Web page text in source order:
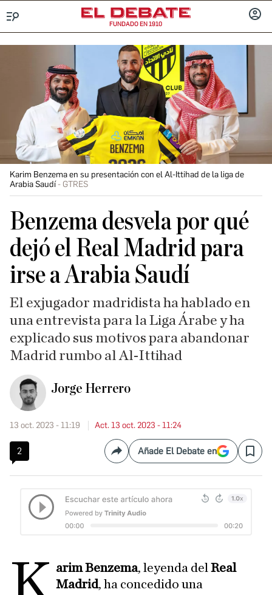
FUNDADO EN 1910
Karim Benzema en su presentación con el Al-Ittihad de la liga de
Arabia Saudí
GTRES
Benzema desvela por qué
dejó el Real Madrid para
irse a Arabia Saudí
El exjugador madridista ha hablado en
una entrevista para la Liga Árabe y ha
explicado sus motivos para abandonar
Madrid rumbo al Al-Ittihad
Jorge Herrero
13 oct. 2023 - 11:19 Act. 13 oct. 2023 - 11:24
2 CompartirAñade El Debate en Save
K arim Benzema, leyenda delReal
Madrid, ha concedido una